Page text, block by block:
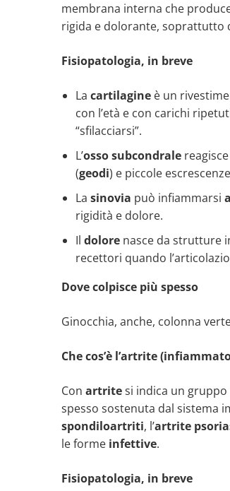
membrana interna che
rigida e dolorante, soprattutto
Fisiopatologia, in breve
La cartilagine è un
con l’età e con carichi
“sfilacciarsi”.
L’osso subcondrale
(geodi) e piccole
La sinovia può infiammarsi
rigidità e dolore.
Il dolore nasce da strutture
recettori quando
Dove colpisce più spesso
Ginocchia, anche, colonna
Che cos’è l’artrite
Con artritesi indica un gruppo
spesso sostenuta dal sistema
spondiloartriti, l’artrite
le forme infettive.
Fisiopatologia, in breve